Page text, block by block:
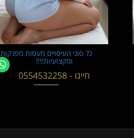
כל סוגי העיסויים מעסות מפנקות
ומקצועיות!!!!
חייגו - 0554532258